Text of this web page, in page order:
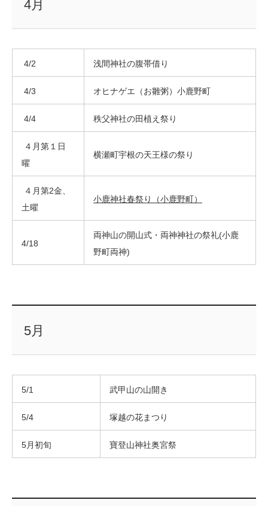
4月
4/2 浅間神社の腹帯借り
4/3 オヒナゲエ（お雛粥）小鹿野町
4/4 秩父神社の田植え祭り
４月第１日
曜
横瀬町宇根の天王様の祭り
４月第2金、
土曜
小鹿神社春祭り（小鹿野町）
4/18
両神山の開山式・両神神社の祭礼(小鹿
野町両神)
5月
5/1 武甲山の山開き
5/4 塚越の花まつり
5月初旬 寶登山神社奥宮祭